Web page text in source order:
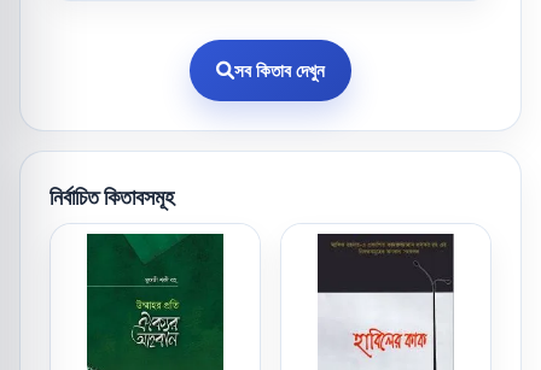
সব কিতাব দেখুন
নির্বাচিত কিতাবসমূহ